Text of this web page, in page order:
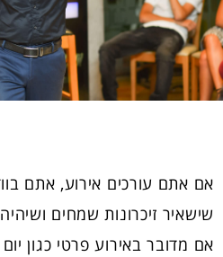
אם אתם עורכים אירוע, אתם
שישאיר זיכרונות שמחים
אם מדובר באירוע פרטי כגון